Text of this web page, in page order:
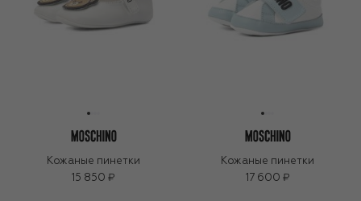
Кожаные пинетки
15 850 ₽
Кожаные пинетки
17 600 ₽